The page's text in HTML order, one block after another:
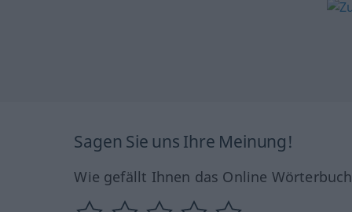
Sagen Sie uns Ihre Meinung!
Wie gefällt Ihnen das Online